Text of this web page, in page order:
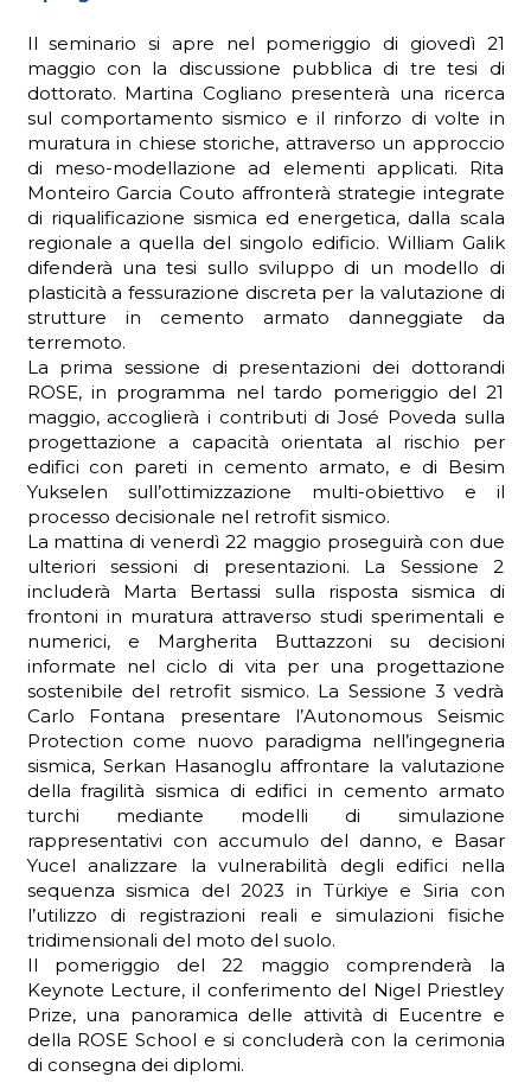
Il seminario si apre nel pomeriggio di giovedì 21
maggio con la discussione pubblica di tre tesi di
dottorato. Martina Cogliano presenterà una ricerca
sul comportamento sismico e il rinforzo di volte in
muratura in chiese storiche, attraverso un approccio
di meso-modellazione ad elementi applicati. Rita
Monteiro Garcia Couto affronterà strategie integrate
di riqualificazione sismica ed energetica, dalla scala
regionale a quella del singolo edificio. William Galik
difenderà una tesi sullo sviluppo di un modello di
plasticità a fessurazione discreta per la valutazione di
strutture in cemento armato danneggiate da
terremoto.
La prima sessione di presentazioni dei dottorandi
ROSE, in programma nel tardo pomeriggio del 21
maggio, accoglierà i contributi di José Poveda sulla
progettazione a capacità orientata al rischio per
edifici con pareti in cemento armato, e di Besim
Yukselen sull’ottimizzazione multi-obiettivo e il
processo decisionale nel retrofit sismico.
La mattina di venerdì 22 maggio proseguirà con due
ulteriori sessioni di presentazioni. La Sessione 2
includerà Marta Bertassi sulla risposta sismica di
frontoni in muratura attraverso studi sperimentali e
numerici, e Margherita Buttazzoni su decisioni
informate nel ciclo di vita per una progettazione
sostenibile del retrofit sismico. La Sessione 3 vedrà
Carlo Fontana presentare l’Autonomous Seismic
Protection come nuovo paradigma nell’ingegneria
sismica, Serkan Hasanoglu affrontare la valutazione
della fragilità sismica di edifici in cemento armato
turchi mediante modelli di simulazione
rappresentativi con accumulo del danno, e Basar
Yucel analizzare la vulnerabilità degli edifici nella
sequenza sismica del 2023 in Türkiye e Siria con
l’utilizzo di registrazioni reali e simulazioni fisiche
tridimensionali del moto del suolo.
Il pomeriggio del 22 maggio comprenderà la
Keynote Lecture, il conferimento del Nigel Priestley
Prize, una panoramica delle attività di Eucentre e
della ROSE School e si concluderà con la cerimonia
di consegna dei diplomi.